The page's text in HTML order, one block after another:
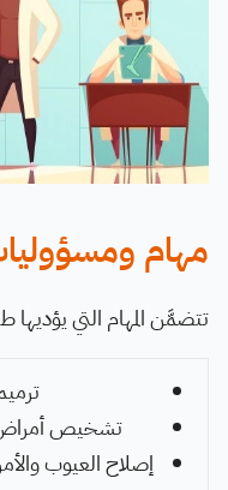
مهام
تتضمَّن المهام التي
تشخيص أمراض
إصلاح العيوب